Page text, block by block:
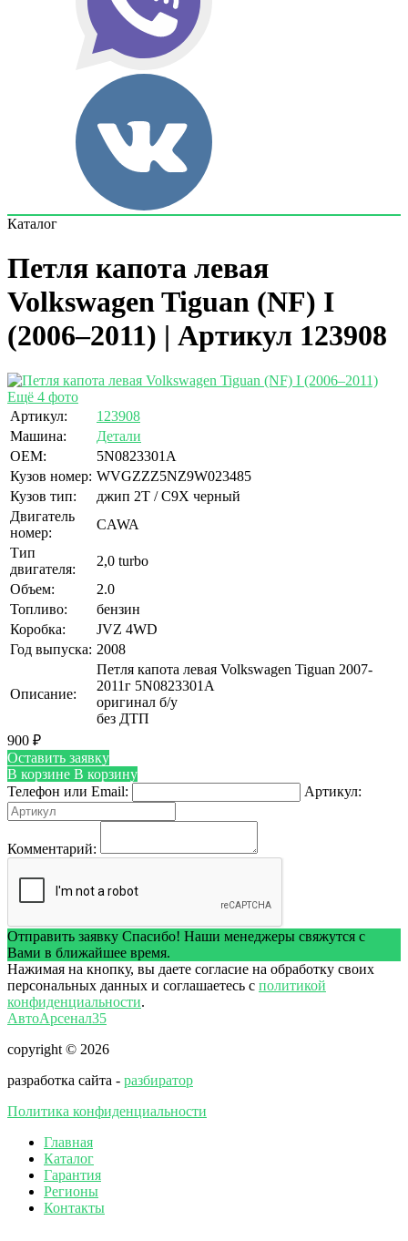
Каталог
Петля капота левая
Volkswagen Tiguan (NF) I
(2006–2011) | Артикул 123908
Ещё 4 фото
Артикул:
123908
Машина:
Детали
OEM:
5N0823301A
Кузов номер: WVGZZZ5NZ9W023485
Кузов тип:
джип 2T / C9X черный
Двигатель
номер:
CAWA
Тип
двигателя:
2,0 turbo
Объем:
2.0
Топливо:
бензин
Коробка:
JVZ 4WD
Год выпуска: 2008
Описание:
Петля капота левая Volkswagen Tiguan 2007-
2011г 5N0823301A
оригинал б/у
без ДТП
900 ₽
Оставить заявку
В корзине В корзину
Телефон или Email:
Артикул:
Комментарий:
Отправить заявку Спасибо! Наши менеджеры свяжутся с
Вами в ближайшее время.
Нажимая на кнопку, вы даете согласие на обработку своих
персональных данных и соглашаетесь с политикой
конфиденциальности.
АвтоАрсенал35
copyright © 2026
разработка сайта - разбиратор
Политика конфиденциальности
Главная
Каталог
Гарантия
Регионы
Контакты